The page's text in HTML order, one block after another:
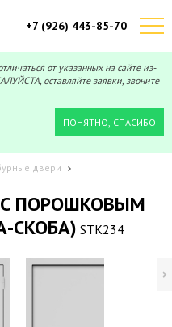
+7 (926) 443-85-70
от указанных на сайте из-
оставляйте заявки, звоните
ПОНЯТНО, СПАСИБО
двери
С ПОРОШКОВЫМ
СКОБА) STK234